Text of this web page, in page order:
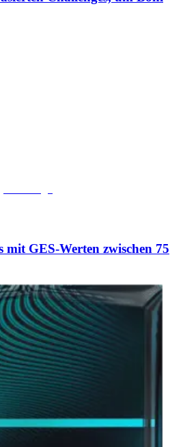
mit GES-Werten zwischen 75